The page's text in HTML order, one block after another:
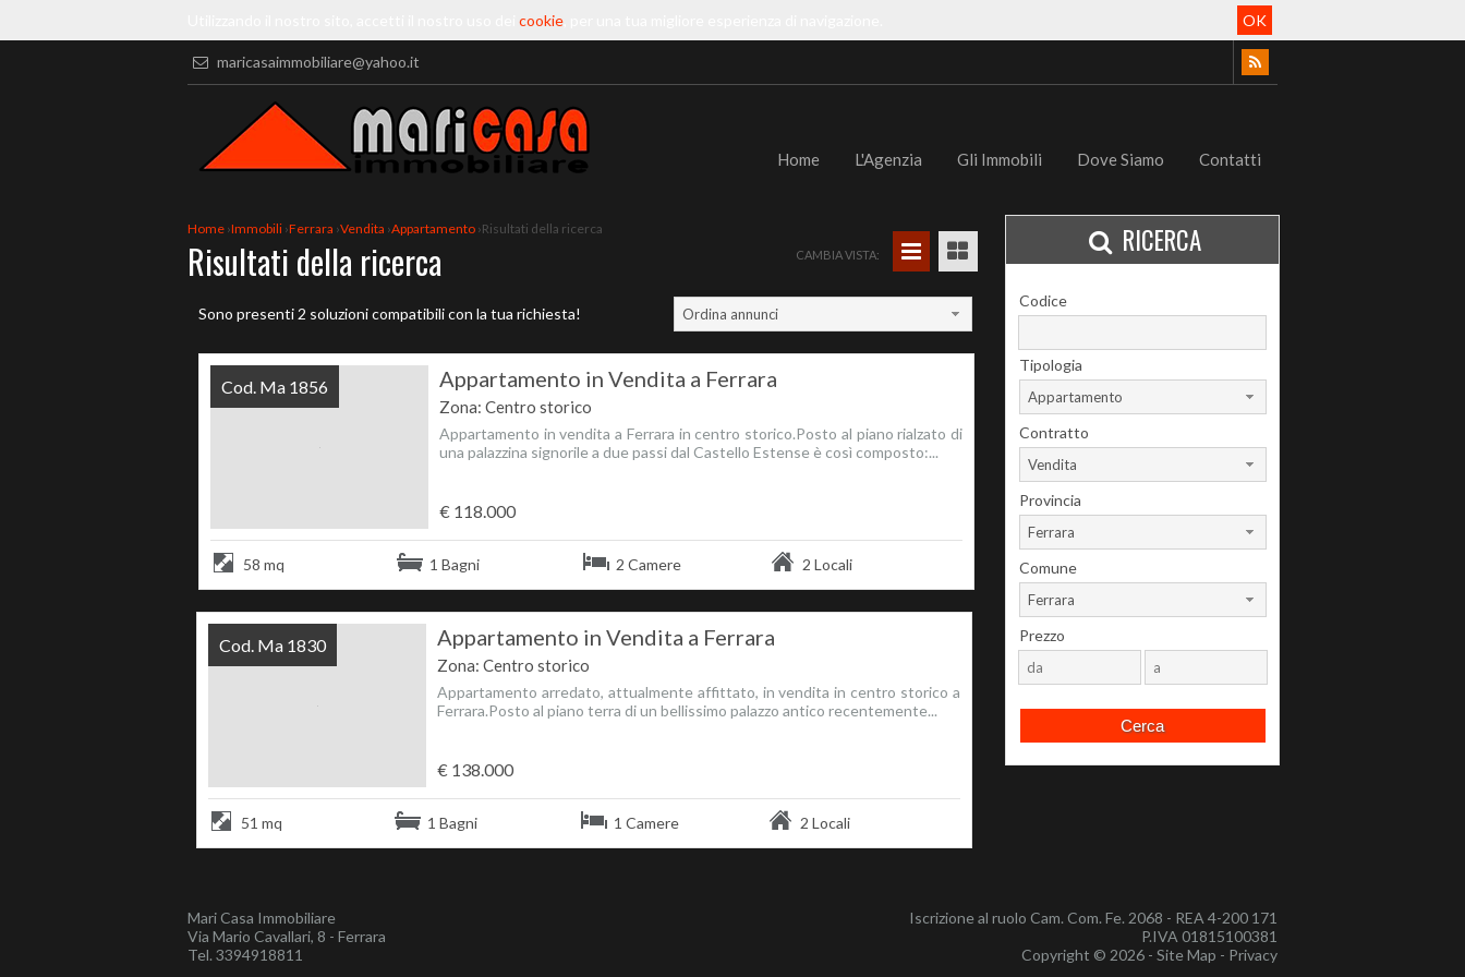
cookie OK
maricasaimmobiliare@yahoo.it
Home L'Agenzia Gli Immobili Dove Siamo Contatti
Home ›Immobili ›Ferrara ›Vendita ›Appartamento ›Risultati della ricerca
Risultati della ricerca CAMBIA VISTA:
Sono presenti 2 soluzioni compatibili con la tua richiesta! Ordina annunci
Appartamento in Vendita a Ferrara
Zona: Centro storico
Appartamento in vendita a Ferrara in centro storico.Posto al piano rialzato di
una palazzina signorile a due passi dal Castello Estense è così composto:...
€ 118.000
Cod. Ma 1856
58 mq 1 Bagni 2 Camere 2 Locali
Appartamento in Vendita a Ferrara
Zona: Centro storico
Appartamento arredato, attualmente affittato, in vendita in centro storico a
Ferrara.Posto al piano terra di un bellissimo palazzo antico recentemente...
€ 138.000
Cod. Ma 1830
51 mq 1 Bagni 1 Camere 2 Locali
RICERCA
Codice
Tipologia
Appartamento
Contratto
Vendita
Provincia
Ferrara
Comune
Ferrara
Prezzo
Mari Casa Immobiliare
Via Mario Cavallari, 8 - Ferrara
Tel. 3394918811
Iscrizione al ruolo Cam. Com. Fe. 2068 - REA 4-200 171
P.IVA 01815100381
Copyright © 2026 - Site Map - Privacy